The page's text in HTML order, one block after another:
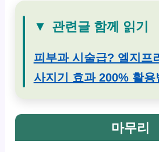
▼ 관련글 함께 읽기
피부과 시술급? 엘지프
사지기 효과 200% 활용
마무리